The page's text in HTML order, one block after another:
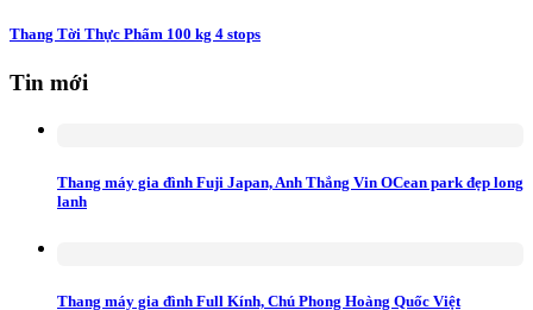
Thang Tời Thực Phẩm 100 kg 4 stops
Tin mới
Thang máy gia đình Fuji Japan, Anh Thắng Vin OCean park đẹp long
lanh
Thang máy gia đình Full Kính, Chú Phong Hoàng Quốc Việt